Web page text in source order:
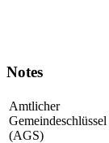
Notes
Amtlicher
Gemeindeschlüssel
(AGS)